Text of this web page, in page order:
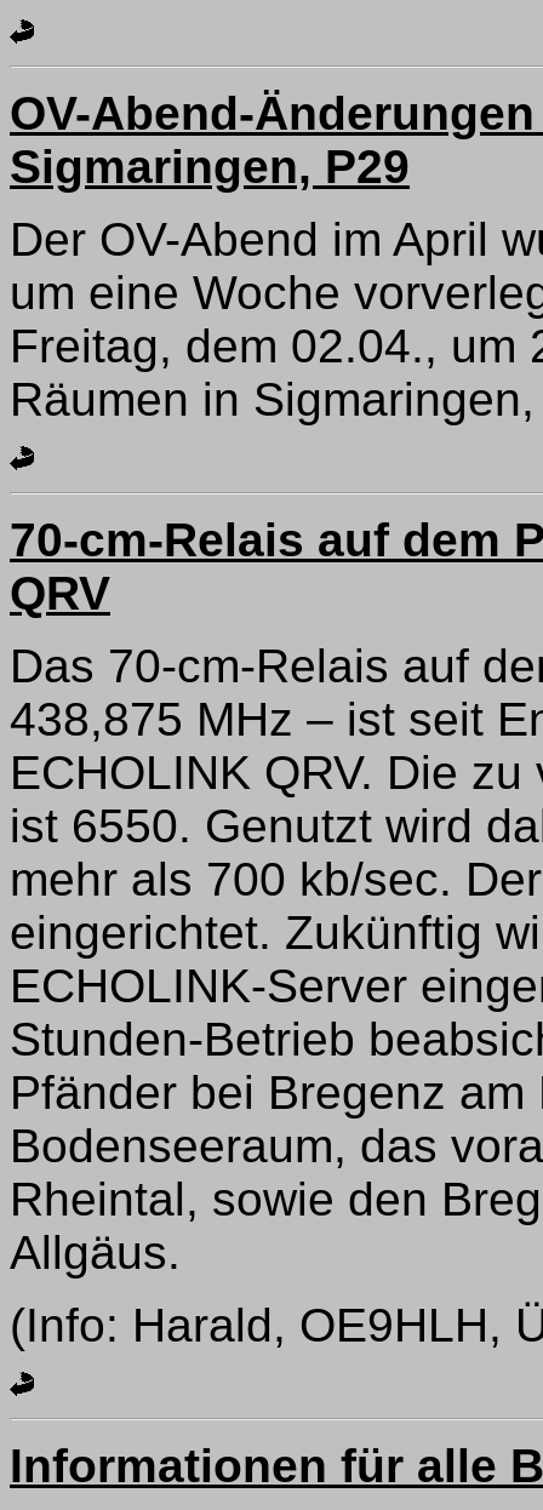
OV-Abend-
Sigmaringen, P29
Der OV-Abend im April
um eine Woche
Freitag, dem 02.04., um
Räumen in
70-cm-Relais auf dem
QRV
Das 70-cm-Relais auf
438,875 MHz – ist seit
ECHOLINK QRV. Die
ist 6550. Genutzt wird
mehr als 700 kb/sec.
eingerichtet. Zukünftig
ECHOLINK-Server
Stunden-Betrieb
Pfänder bei Bregenz
Bodenseeraum, das
Rheintal, sowie den
Allgäus.
(Info: Harald, OE9HLH,
Informationen für alle